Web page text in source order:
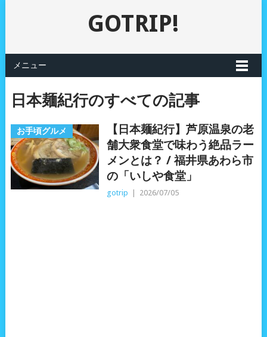
GOTRIP!
メニュー
日本麺紀行のすべての記事
お手頃グルメ
【日本麺紀行】芦原温泉の老
舗大衆食堂で味わう絶品ラー
メンとは？ / 福井県あわら市
の「いしや食堂」
gotrip 2026/07/05